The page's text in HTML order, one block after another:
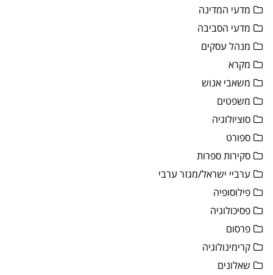
מדעי המדינה
מדעי הסביבה
מנהל עסקים
מקרא
משאבי אנוש
משפטים
סוציולוגיה
ספורט
סקירות ספרות
ערביי ישראל/מגזר ערבי
פילוסופיה
פסיכולוגיה
פרסום
קרימינולוגיה
שאלונים